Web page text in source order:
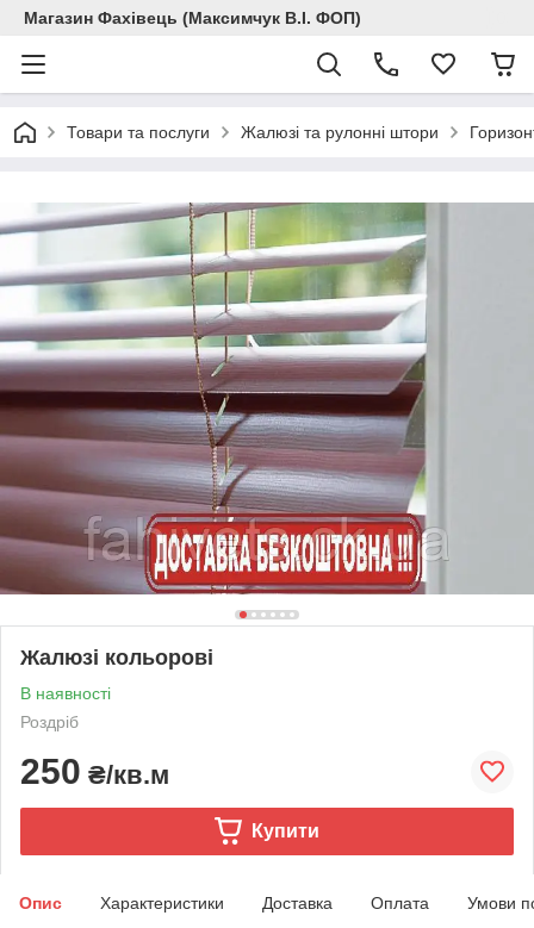
Магазин Фахівець (Максимчук В.І. ФОП)
Товари та послуги Жалюзі та рулонні штори
Жалюзі кольорові
В наявності
Роздріб
250 ₴/кв.м
Купити
Опис Характеристики Доставка Оплата Умови